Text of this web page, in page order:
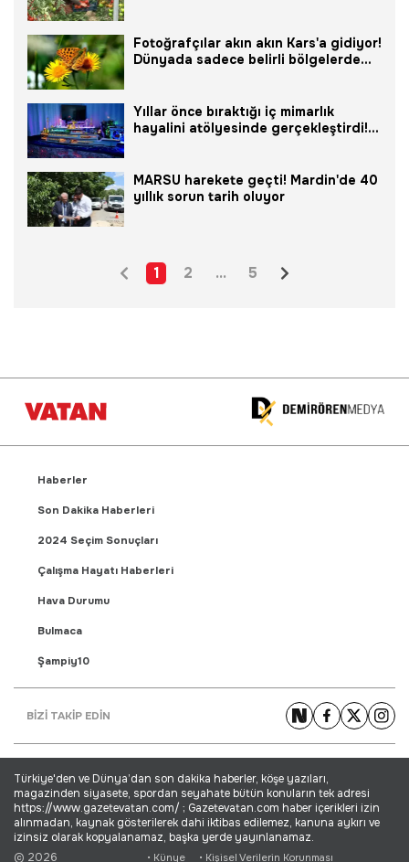
Fotoğrafçılar akın akın Kars'a gidiyor!
Dünyada sadece belirli bölgelerde
Yıllar önce bıraktığı iç mimarlık
hayalini atölyesinde gerçekleştirdi!
bağışlayacak
MARSU harekete geçti! Mardin'de 40
yıllık sorun tarih oluyor
1 2 ... 5
Haberler
Son Dakika Haberleri
2024 Seçim Sonuçları
Çalışma Hayatı Haberleri
Hava Durumu
Bulmaca
Şampiy10
Fikstür
Puan Durumu
Yaşam Haberleri
Ekonomi Haberleri
Dünya Haberleri
BİZİ TAKİP EDİN
Türkiye'den ve Dünya’dan son dakika haberler, köşe yazıları,
magazinden siyasete, spordan seyahate bütün konuların tek adresi
https://www.gazetevatan.com/ ; Gazetevatan.com haber içerikleri izin
alınmadan, kaynak gösterilerek dahi iktibas edilemez, kanuna aykırı ve
izinsiz olarak kopyalanamaz, başka yerde yayınlanamaz.
© 2026
• Künye • Kişisel Verilerin Korunması